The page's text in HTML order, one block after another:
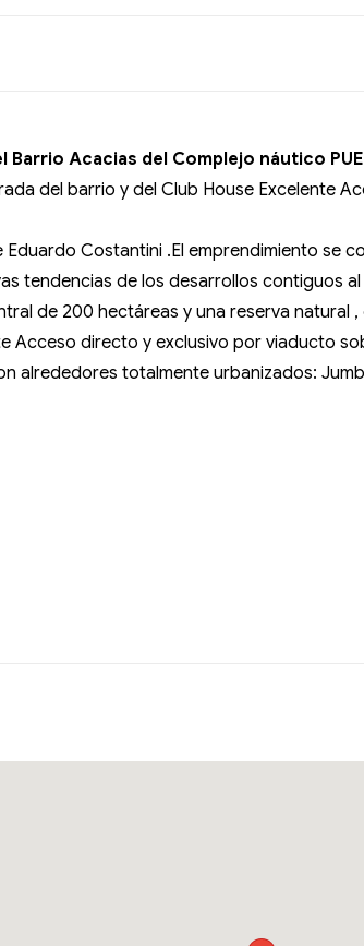
Acacias del Complejo náutico
del barrio y del Club House Excelente
Eduardo Costantini .El emprendimiento
tendencias de los desarrollos contiguos
de 200 hectáreas y una reserva
directo y exclusivo por viaducto
alrededores totalmente urbanizados: